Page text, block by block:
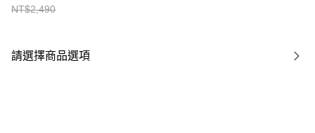
NT$2,490
請選擇商品選項